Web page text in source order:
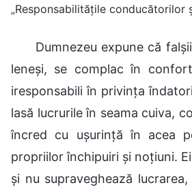
„Responsabilitățile conducătorilor
Dumnezeu expune că
leneși, se complac în
iresponsabili în privința
lasă lucrurile în seama cuiva,
încred cu ușurință în acea
propriilor închipuiri și noțiuni.
și nu supraveghează